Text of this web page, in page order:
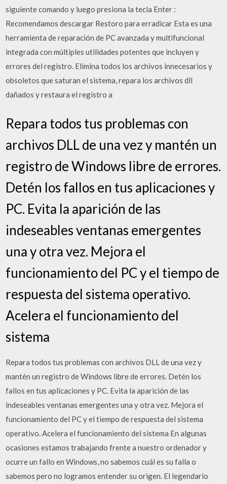
siguiente comando y luego presiona la tecla Enter :
Recomendamos descargar Restoro para erradicar Esta es una
herramienta de reparación de PC avanzada y multifuncional
integrada con múltiples utilidades potentes que incluyen y
errores del registro. Elimina todos los archivos innecesarios y
obsoletos que saturan el sistema, repara los archivos dll
dañados y restaura el registro a
Repara todos tus problemas con
archivos DLL de una vez y mantén un
registro de Windows libre de errores.
Detén los fallos en tus aplicaciones y
PC. Evita la aparición de las
indeseables ventanas emergentes
una y otra vez. Mejora el
funcionamiento del PC y el tiempo de
respuesta del sistema operativo.
Acelera el funcionamiento del
sistema
Repara todos tus problemas con archivos DLL de una vez y
mantén un registro de Windows libre de errores. Detén los
fallos en tus aplicaciones y PC. Evita la aparición de las
indeseables ventanas emergentes una y otra vez. Mejora el
funcionamiento del PC y el tiempo de respuesta del sistema
operativo. Acelera el funcionamiento del sistema En algunas
ocasiones estamos trabajando frente a nuestro ordenador y
ocurre un fallo en Windows, no sabemos cuál es su falla o
sabemos pero no logramos entender su origen. El legendario